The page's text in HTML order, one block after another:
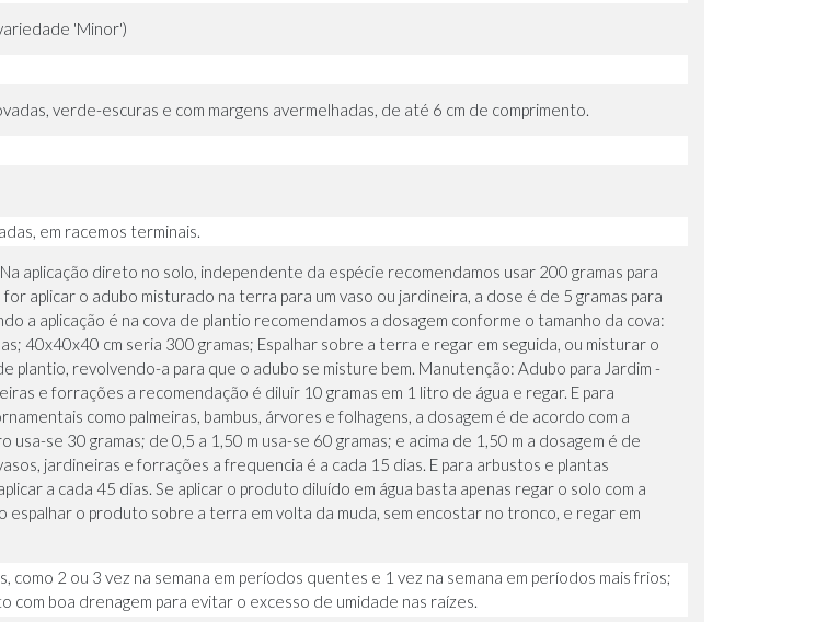
'Minor')
verde-escuras e com margens avermelhadas, de até 6 cm de comprimento.
em racemos terminais.
aplicação direto no solo, independente da espécie recomendamos usar 200 gramas para
aplicar o adubo misturado na terra para um vaso ou jardineira, a dose é de 5 gramas para
a aplicação é na cova de plantio recomendamos a dosagem conforme o tamanho da cova:
40x40x40 cm seria 300 gramas; Espalhar sobre a terra e regar em seguida, ou misturar o
plantio, revolvendo-a para que o adubo se misture bem. Manutenção: Adubo para Jardim -
e forrações a recomendação é diluir 10 gramas em 1 litro de água e regar. E para
como palmeiras, bambus, árvores e folhagens, a dosagem é de acordo com a
usa-se 30 gramas; de 0,5 a 1,50 m usa-se 60 gramas; e acima de 1,50 m a dosagem é de
jardineiras e forrações a frequencia é a cada 15 dias. E para arbustos e plantas
a cada 45 dias. Se aplicar o produto diluído em água basta apenas regar o solo com a
espalhar o produto sobre a terra em volta da muda, sem encostar no tronco, e regar em
como 2 ou 3 vez na semana em períodos quentes e 1 vez na semana em períodos mais frios;
com boa drenagem para evitar o excesso de umidade nas raízes.